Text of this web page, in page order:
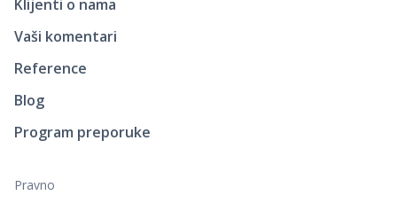
Klijenti o nama
Vaši komentari
Reference
Blog
Program preporuke
Pravno